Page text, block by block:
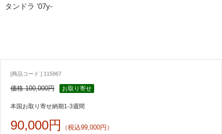
タンドラ '07y-
[商品コード ] 115967
価格 100,000円 お取り寄せ
本国お取り寄せ納期1-3週間
90,000円 （税込99,000円）